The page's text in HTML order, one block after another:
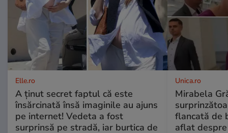
Elle.ro
A ținut secret faptul că este
însărcinată însă imaginile au ajuns
pe internet! Vedeta a fost
surprinsă pe stradă, iar burtica de
Unica.ro
Mirabela
flancată de
aflat